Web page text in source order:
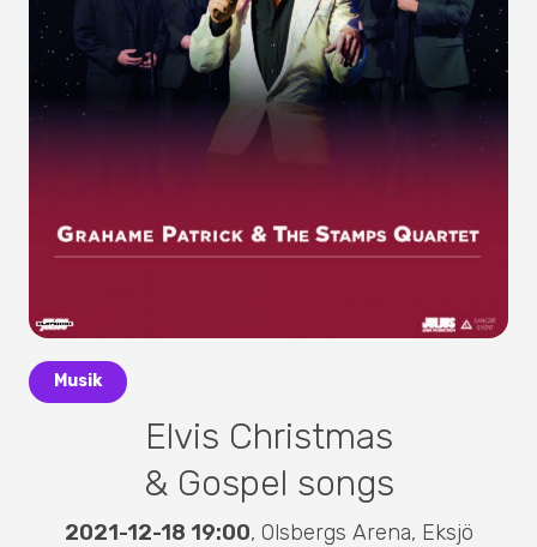
Musik
Elvis Christmas
& Gospel songs
2021-12-18 19:00, Olsbergs Arena, Eksjö